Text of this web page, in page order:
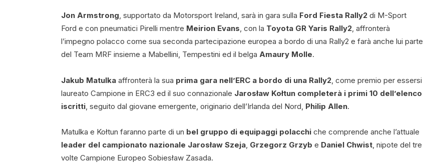
Jon Armstrong, supportato da Motorsport Ireland, sarà in gara sulla Ford Fiesta Rally2 di M-Sport
Ford e con pneumatici Pirelli mentre Meirion Evans, con la Toyota GR Yaris Rally2, affronterà
l’impegno polacco come sua seconda partecipazione europea a bordo di una Rally2 e farà anche lui parte
del Team MRF insieme a Mabellini, Tempestini ed il belga Amaury Molle.
Jakub Matulka affronterà la sua prima gara nell’ERC a bordo di una Rally2 , come premio per essersi
laureato Campione in ERC3 ed il suo connazionale Jarosław Kołtun completerà i primi 10 dell’elenco
iscritti , seguito dal giovane emergente, originario dell’Irlanda del Nord, Philip Allen.
Matulka e Kołtun faranno parte di un bel gruppo di equipaggi polacchi che comprende anche l’attuale
leader del campionato nazionale Jarosław Szeja, Grzegorz Grzyb e Daniel Chwist, nipote del tre
volte Campione Europeo Sobiesław Zasada.